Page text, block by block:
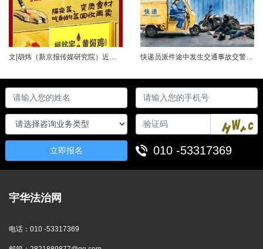
文|胡炜（新京报传媒研究院）近日，《经济参考报》的一篇关于婴幼儿纸尿裤的调查报道引爆舆论。涉事品牌、检测机构、行业协会先后发声，各方说法相互矛盾，公众焦虑情绪持续发酵。当事件陷入“罗生门”时，有一种声音悄然流传：媒体盯着问题不放，是在刻意挑刺，就是“找茬”。真是这样吗？中国行业报协会于6月23日公开发声，明确支持《经济参考报》的舆论监督行为，并呼吁社会各界支持媒体监督，推动行业规范与治理升级。 0...... 快递员派件途中发生交通事故交警部门认定全责公司赔付93万余元后一纸诉状向快递员全额追偿交通事故全责是否等同于法律上的重大过失用人单位赔付后能否向员工追偿基本案情快递员张某与某服务外包有限公司存在劳动关系。某日，张某派送快递途经施工路段，现场围挡占据大半道路，张某驾驶快递三轮车紧贴施工围挡行驶，在行驶过程中与对向驾驶二轮摩托车的罗某发生碰撞引发事故，致罗某、卢某受伤及车辆受损，卢某伤情严重。交警部门......
立即报名 010 -53317369
宇华法治网
电话： 010 -53317369